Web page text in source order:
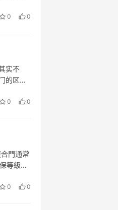
0 0
实不
的区别
0 0
門通常
等級高
0 0